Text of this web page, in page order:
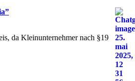
da Kleinunternehmer nach §19